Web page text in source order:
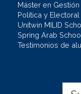
Máster en
Política y Electoral
Unitwin MILID
Spring Arab
Testimonios de